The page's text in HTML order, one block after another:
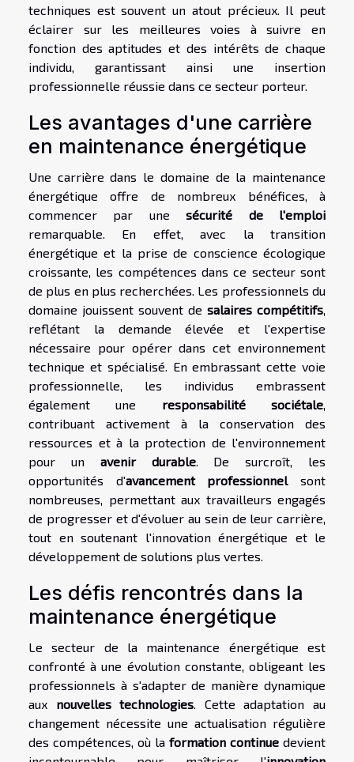
techniques est souvent un atout précieux. Il peut
éclairer sur les meilleures voies à suivre en
fonction des aptitudes et des intérêts de chaque
individu, garantissant ainsi une insertion
professionnelle réussie dans ce secteur porteur.
Les avantages d'une carrière
en maintenance énergétique
Une carrière dans le domaine de la maintenance
énergétique offre de nombreux bénéfices, à
commencer par unesécurité de l'emploi
remarquable. En effet, avec la transition
énergétique et la prise de conscience écologique
croissante, les compétences dans ce secteur sont
de plus en plus recherchées. Les professionnels du
domaine jouissent souvent de salaires compétitifs,
reflétant la demande élevée et l'expertise
nécessaire pour opérer dans cet environnement
technique et spécialisé. En embrassant cette voie
professionnelle, les individus embrassent
également une responsabilité sociétale,
contribuant activement à la conservation des
ressources et à la protection de l'environnement
pour un avenir durable. De surcroît, les
opportunités d'avancement professionnelsont
nombreuses, permettant aux travailleurs engagés
de progresser et d'évoluer au sein de leur carrière,
tout en soutenant l'innovation énergétique et le
développement de solutions plus vertes.
Les défis rencontrés dans la
maintenance énergétique
Le secteur de la maintenance énergétique est
confronté à une évolution constante, obligeant les
professionnels à s'adapter de manière dynamique
aux nouvelles technologies. Cette adaptation au
changement nécessite une actualisation régulière
des compétences, où la formation continue devient